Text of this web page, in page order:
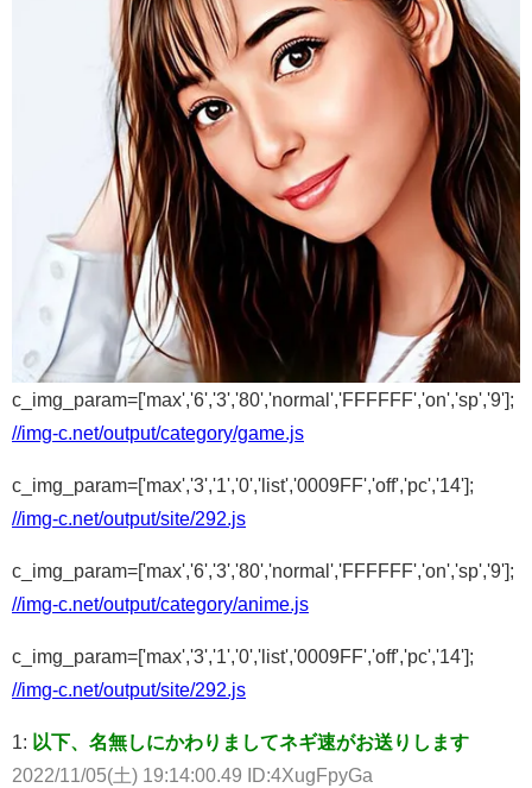
c_img_param=['max','6','3','80','normal','FFFFFF','on','sp','9'];
//img-c.net/output/category/game.js
c_img_param=['max','3','1','0','list','0009FF','off','pc','14'];
//img-c.net/output/site/292.js
c_img_param=['max','6','3','80','normal','FFFFFF','on','sp','9'];
//img-c.net/output/category/anime.js
c_img_param=['max','3','1','0','list','0009FF','off','pc','14'];
//img-c.net/output/site/292.js
1: 以下、名無しにかわりましてネギ速がお送りします
2022/11/05(土) 19:14:00.49 ID:4XugFpyGa